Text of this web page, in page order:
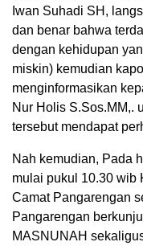
Iwan Suhadi SH,
dan benar bahwa
dengan kehidupan
miskin) kemudian
menginformasikan
Nur Holis S.Sos.MM,.
tersebut mendapat
Nah kemudian, Pada
mulai pukul 10.30 wib
Camat Pangarengan
Pangarengan
MASNUNAH